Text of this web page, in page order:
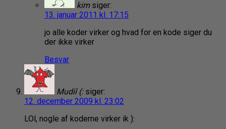
kim siger:
13. januar 2011 kl. 17:15
jo alle koder virker og hvad for en kode siger du
der ikke virker
Besvar
Mudiî (: siger:
12. december 2009 kl. 23:02
LOl, nogle af koderne virker ik ):